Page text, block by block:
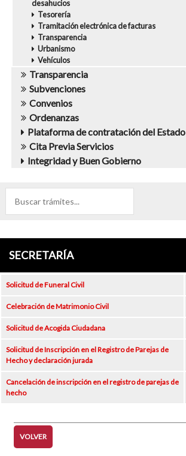
desahucios
Tesorería
Tramitación electrónica de facturas
Transparencia
Urbanismo
Vehículos
Transparencia
Subvenciones
Convenios
Ordenanzas
Plataforma de contratación del Estado
Cita Previa Servicios
Integridad y Buen Gobierno
SECRETARÍA
Solicitud de Funeral Civil
Celebración de Matrimonio Civil
Solicitud de Acogida Ciudadana
Solicitud de Inscripción en el Registro de Parejas de
Hecho y declaración jurada
Cancelación de inscripción en el registro de parejas de
hecho
VOLVER